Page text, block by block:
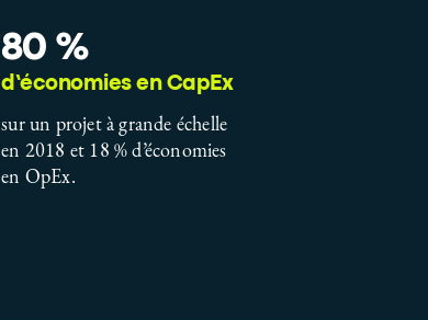
80 %
d’économies en CapEx
sur un projet à grande échelle
en 2018 et 18 % d’économies
en OpEx.